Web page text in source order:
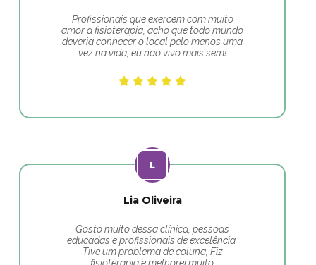
Profissionais que exercem com muito
amor a fisioterapia, acho que todo mundo
deveria conhecer o local pelo menos uma
vez na vida, eu não vivo mais sem!
Lia Oliveira
Gosto muito dessa clínica, pessoas
educadas e profissionais de excelência.
Tive um problema de coluna, Fiz